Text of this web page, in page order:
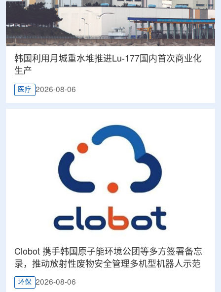
韩国利用月城重水堆推进Lu-177国内首次商业化
生产
医疗 2026-08-06
Clobot 携手韩国原子能环境公团等多方签署备忘
录，推动放射性废物安全管理多机型机器人示范
环保 2026-08-06